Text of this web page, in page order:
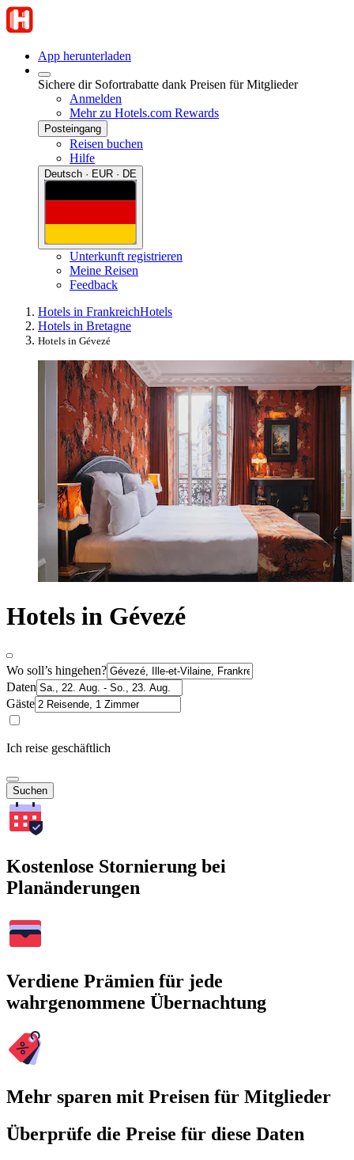
App herunterladen
Sichere dir Sofortrabatte dank Preisen für Mitglieder
Anmelden
Mehr zu Hotels.com Rewards
Posteingang
Reisen buchen
Hilfe
Deutsch · EUR · DE
Unterkunft registrieren
Meine Reisen
Feedback
Hotels in FrankreichHotels
Hotels in Bretagne
Hotels in Gévezé
Hotels in Gévezé
Wo soll’s hingehen?
Daten
Gäste
Ich reise geschäftlich
Suchen
Kostenlose Stornierung bei
Planänderungen
Verdiene Prämien für jede
wahrgenommene Übernachtung
Mehr sparen mit Preisen für Mitglieder
Überprüfe die Preise für diese Daten